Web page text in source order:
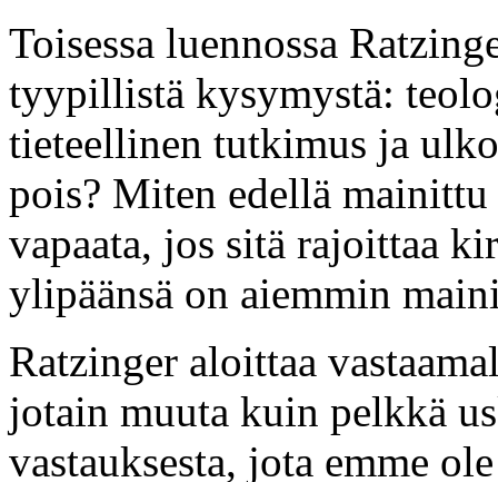
Toisessa luennossa
tyypillistä kysymystä:
tieteellinen tutkimus ja
pois? Miten edellä
vapaata, jos sitä rajoittaa
ylipäänsä on aiemmin
Ratzinger aloittaa
jotain muuta kuin pelkkä
vastauksesta, jota emme